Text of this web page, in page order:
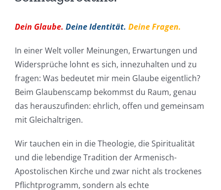
Dein Glaube. Deine Identität. Deine Fragen.
In einer Welt voller Meinungen, Erwartungen und
Widersprüche lohnt es sich, innezuhalten und zu
fragen: Was bedeutet mir mein Glaube eigentlich?
Beim Glaubenscamp bekommst du Raum, genau
das herauszufinden: ehrlich, offen und gemeinsam
mit Gleichaltrigen.
Wir tauchen ein in die Theologie, die Spiritualität
und die lebendige Tradition der Armenisch-
Apostolischen Kirche und zwar nicht als trockenes
Pflichtprogramm, sondern als echte